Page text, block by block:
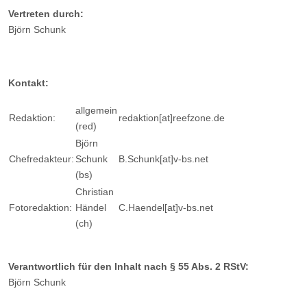
Vertreten durch:
Björn Schunk
Kontakt:
Redaktion:
allgemein
(red)
redaktion[at]reefzone.de
Chefredakteur:
Björn
Schunk
(bs)
B.Schunk[at]v-bs.net
Fotoredaktion:
Christian
Händel
(ch)
C.Haendel[at]v-bs.net
Verantwortlich für den Inhalt nach § 55 Abs. 2 RStV:
Björn Schunk